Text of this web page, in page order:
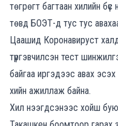
төгрөгт багтаан хилийн
төвд БОЭТ-д тус тус
Цаашид Коронавируст
түргэвчилсэн тест
байгаа иргэдээс авах
хийн ажиллаж байна.
Хил нээгдсэнээс хойш